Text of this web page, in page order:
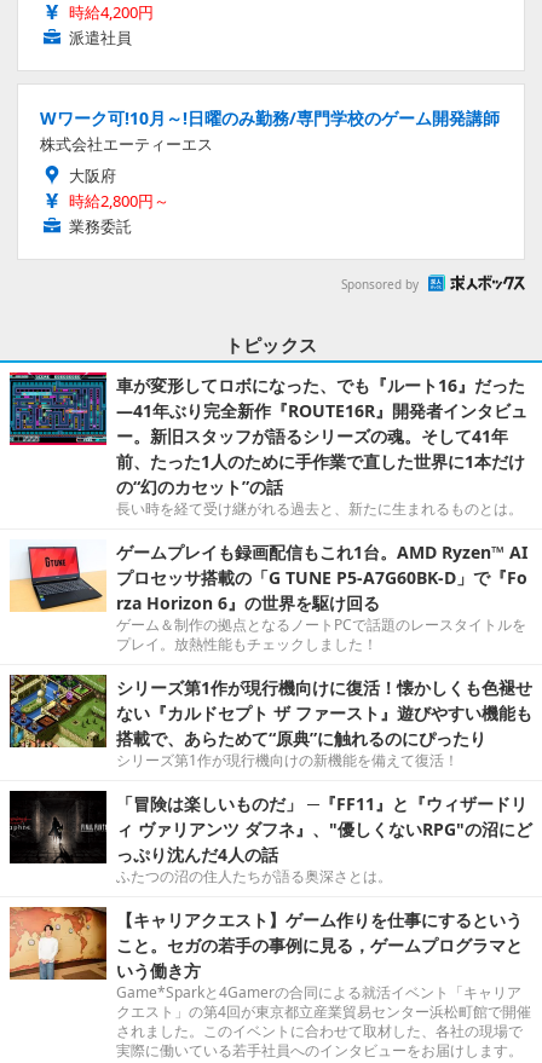
時給4,200円
派遣社員
Wワーク可!10月～!日曜のみ勤務/専門学校のゲーム開発講師
株式会社エーティーエス
大阪府
時給2,800円～
業務委託
Sponsored by
トピックス
車が変形してロボになった、でも『ルート16』だった
―41年ぶり完全新作『ROUTE16R』開発者インタビュ
ー。新旧スタッフが語るシリーズの魂。そして41年
前、たった1人のために手作業で直した世界に1本だけ
の“幻のカセット”の話
長い時を経て受け継がれる過去と、新たに生まれるものとは。
ゲームプレイも録画配信もこれ1台。AMD Ryzen™ AI
プロセッサ搭載の「G TUNE P5-A7G60BK-D」で『Fo
rza Horizon 6』の世界を駆け回る
ゲーム＆制作の拠点となるノートPCで話題のレースタイトルを
プレイ。放熱性能もチェックしました！
シリーズ第1作が現行機向けに復活！懐かしくも色褪せ
ない『カルドセプト ザ ファースト』遊びやすい機能も
搭載で、あらためて“原典”に触れるのにぴったり
シリーズ第1作が現行機向けの新機能を備えて復活！
「冒険は楽しいものだ」 ─『FF11』と『ウィザードリ
ィ ヴァリアンツ ダフネ』、"優しくないRPG"の沼にど
っぷり沈んだ4人の話
ふたつの沼の住人たちが語る奥深さとは。
【キャリアクエスト】ゲーム作りを仕事にするという
こと。セガの若手の事例に見る，ゲームプログラマと
いう働き方
Game*Sparkと4Gamerの合同による就活イベント「キャリア
クエスト」の第4回が東京都立産業貿易センター浜松町館で開催
されました。このイベントに合わせて取材した、各社の現場で
実際に働いている若手社員へのインタビューをお届けします。